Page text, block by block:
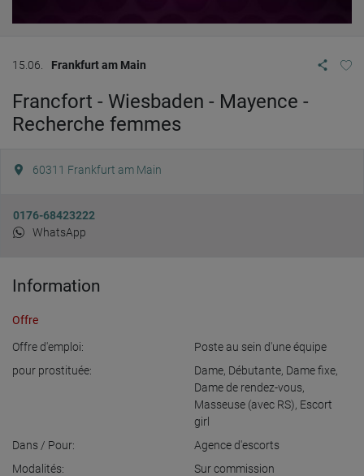
15.06. Frankfurt am Main
Francfort - Wiesbaden - Mayence -
Recherche femmes
60311 Frankfurt am Main
0176-68423222
WhatsApp
Information
Offre
Offre d'emploi:
Poste au sein d'une équipe
pour prostituée:
Dame, Débutante, Dame fixe,
Dame de rendez-vous,
Masseuse (avec RS), Escort
girl
Dans / Pour:
Agence d'escorts
Modalités:
Sur commission